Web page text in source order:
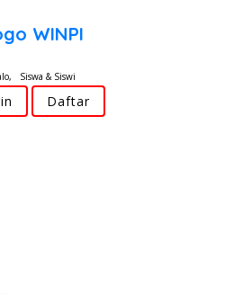
Siswa & Siswi
Daftar